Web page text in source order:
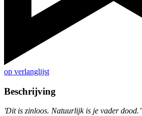
op verlanglijst
Beschrijving
'Dit is zinloos. Natuurlijk is je vader dood.’